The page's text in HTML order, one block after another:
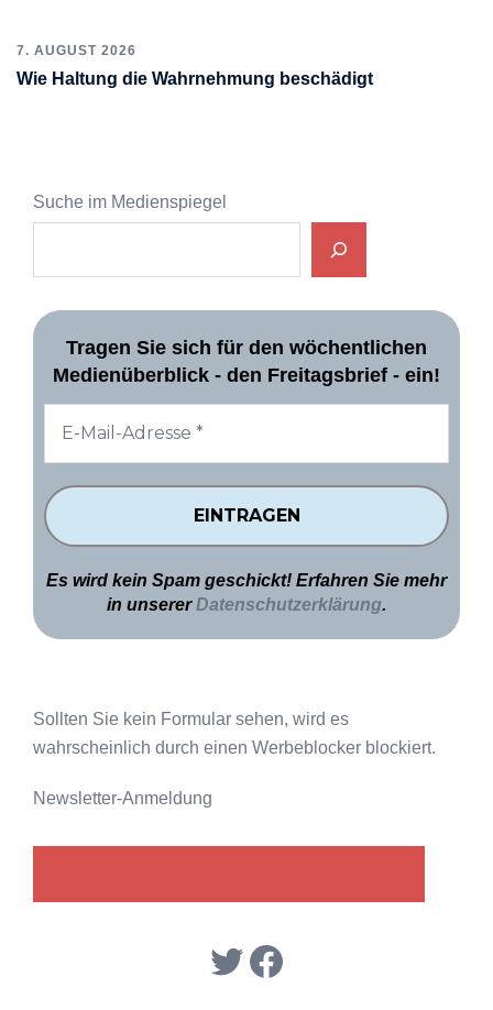
7. AUGUST 2026
Wie Haltung die Wahrnehmung beschädigt
Suche im Medienspiegel
Tragen Sie sich für den wöchentlichen
Medienüberblick - den Freitagsbrief - ein!
Es wird kein Spam geschickt! Erfahren Sie mehr
in unsererDatenschutzerklärung.
Sollten Sie kein Formular sehen, wird es
wahrscheinlich durch einen Werbeblocker blockiert.
Newsletter-Anmeldung
Twitter
Facebook